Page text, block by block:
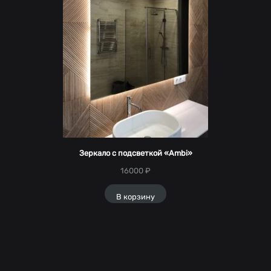
Зеркало с подсветкой «Ambi»
16000 ₽
В корзину